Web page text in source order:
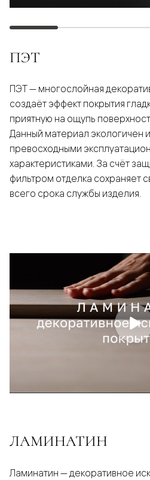
ПЭТ
ПЭТ — многослойная
создаёт эффект покрытия
приятную на ощупь
Данный материал экологичен
превосходными
характеристиками. За счёт
фильтром отделка сохраняет
всего срока службы изделия.
ЛАМИНАТИН
Ламинатин — декоративное